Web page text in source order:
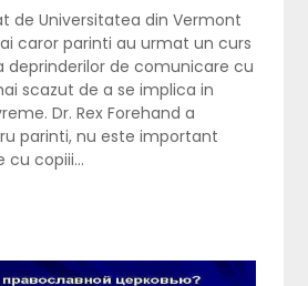
de Universitatea din Vermont
caror parinti au urmat un curs
deprinderilor de comunicare cu
scazut de a se implica in
Dr. Rex Forehand a
parinti, nu este important
cu copiii…